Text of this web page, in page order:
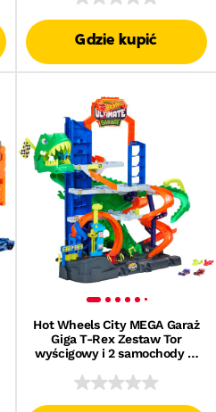
Gdzie kupić
Hot Wheels City MEGA Garaż
Giga T-Rex Zestaw Tor
wyścigowy i 2 samochody w
Parking Zabawka dla dzieci